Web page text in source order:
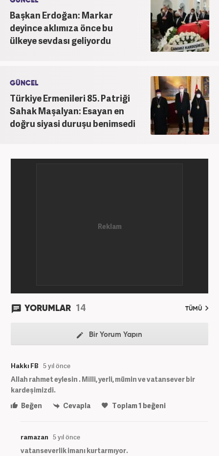
Başkan Erdoğan: Markar
deyince aklımıza önce bu
ülkeye sevdası geliyordu
GÜNCEL
Türkiye Ermenileri 85. Patriği
Sahak Maşalyan: Esayan en
doğru siyasi duruşu benimsedi
YORUMLAR 14 TÜMÜ
Bir Yorum Yapın
Hakkı FB 5 yıl önce
Allah rahmet eylesin . Milli, yerli, mümin ve vatansever bir
kardeşimizdi.
Beğen
Cevapla Toplam1 beğeni
ramazan 5 yıl önce
vatanseverlik imanı kurtarmıyor.